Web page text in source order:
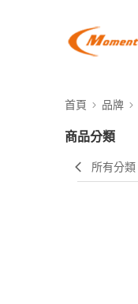
首頁 品牌
商品分類
所有分類